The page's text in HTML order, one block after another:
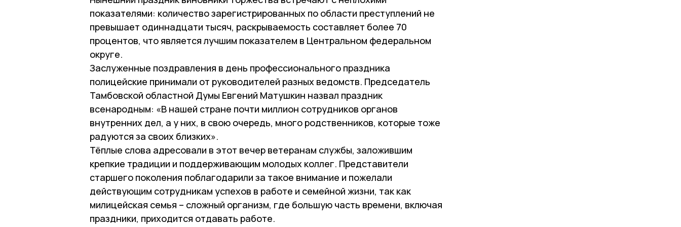
показателями: количество зарегистрированных по области преступлений не
превышает одиннадцати тысяч, раскрываемость составляет более 70
процентов, что является лучшим показателем в Центральном федеральном
округе.
Заслуженные поздравления в день профессионального праздника
полицейские принимали от руководителей разных ведомств. Председатель
Тамбовской областной Думы Евгений Матушкин назвал праздник
всенародным: «В нашей стране почти миллион сотрудников органов
внутренних дел, а у них, в свою очередь, много родственников, которые тоже
радуются за своих близких».
Тёплые слова адресовали в этот вечер ветеранам службы, заложившим
крепкие традиции и поддерживающим молодых коллег. Представители
старшего поколения поблагодарили за такое внимание и пожелали
действующим сотрудникам успехов в работе и семейной жизни, так как
милицейская семья – сложный организм, где большую часть времени, включая
праздники, приходится отдавать работе.